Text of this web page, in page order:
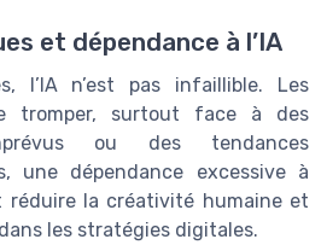
et dépendance à l’IA
l’IA n’est pas infaillible. Les
tromper, surtout face à des
ou des tendances
une dépendance excessive à
réduire la créativité humaine et
les stratégies digitales.